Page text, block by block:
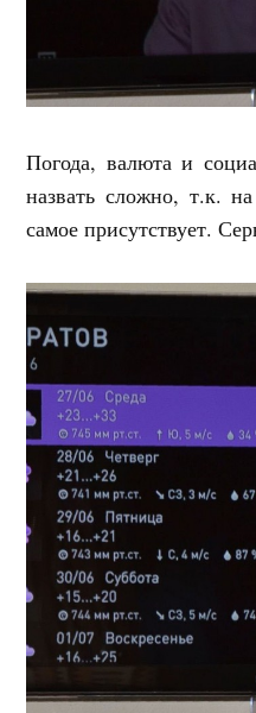
Погода, валюта и
назвать сложно, т.к.
самое присутствует.